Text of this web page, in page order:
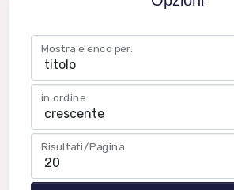
Mostra elenco per:
in ordine:
Risultati/Pagina